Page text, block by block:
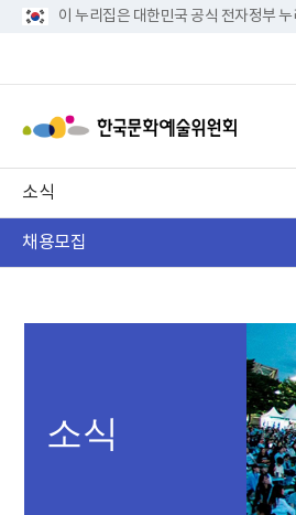
이 누리집은 대한민국 공식 전자정부
소식
채용모집
소식